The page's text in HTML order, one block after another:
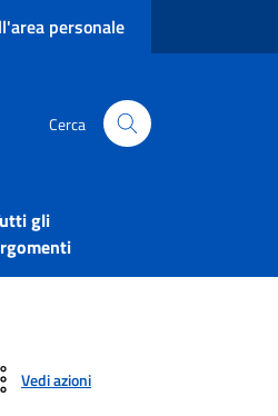
personale
Cerca
gli
Vedi azioni